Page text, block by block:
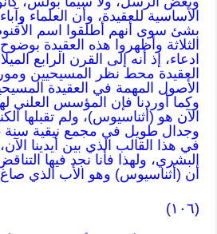
الأساسية للعقيدة، وأن العلماء
بشئ سوى أنهم أطلقوا اسم
الثلاثة وأظهروا هذه العقيدة
ادعاء، إذ أنه إلى القرن الرابع
العقيدة محط نظر المسيحيين
الأصول المهمة في العقيدة
وكما أوردنا فإن المؤسس العلني
الآن هو (أثناسيوس)، ولم تقبلها
في هذا القالب الذي بين أيدينا
البشري، ولهذا فأنا نجد فيها
أن (أثناسيوس) وهو الأب الذي
(١٠٦)